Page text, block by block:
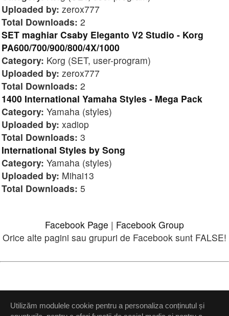
Uploaded by: zerox777
Total Downloads: 2
SET maghiar Csaby Eleganto V2 Studio - Korg
PA600/700/900/800/4X/1000
Category: Korg (SET, user-program)
Uploaded by: zerox777
Total Downloads: 2
1400 International Yamaha Styles - Mega Pack
Category: Yamaha (styles)
Uploaded by: xadiop
Total Downloads: 3
International Styles by Song
Category: Yamaha (styles)
Uploaded by: Mihai13
Total Downloads: 5
Facebook Page | Facebook Group
Orice alte pagini sau grupuri de Facebook sunt FALSE!
Pleaseloginorregister.
Utilizăm modulele cookie pentru a personaliza conținutul și